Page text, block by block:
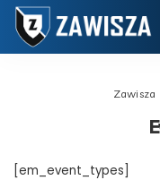
Zawisza
[em_event_types]